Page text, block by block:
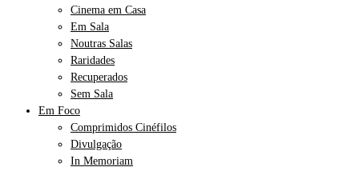
Cinema em Casa
Em Sala
Noutras Salas
Raridades
Recuperados
Sem Sala
Em Foco
Comprimidos Cinéfilos
Divulgação
In Memoriam